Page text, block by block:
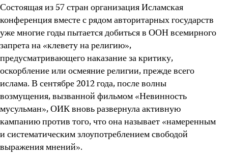
Состоящая из 57 стран организация Исламская
конференция вместе с рядом авторитарных государств
уже многие годы пытается добиться в ООН всемирного
запрета на «клевету на религию»,
предусматривающего наказание за критику,
оскорбление или осмеяние религии, прежде всего
ислама. В сентябре 2012 года, после волны
возмущения, вызванной фильмом «Невинность
мусульман», ОИК вновь развернула активную
кампанию против того, что она называет «намеренным
и систематическим злоупотреблением свободой
выражения мнений».